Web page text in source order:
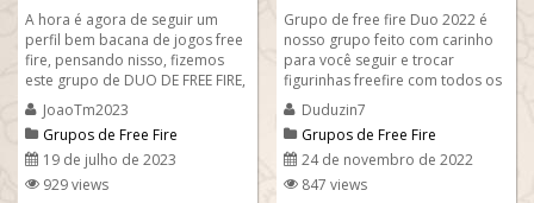
A hora é agora de seguir um
perfil bem bacana de jogos free
fire, pensando nisso, fizemos
este grupo de DUO DE FREE FIRE,
faça amizades aqui e encontre
muita...
JoaoTm2023
Grupos de Free Fire
19 de julho de 2023
929 views
Grupo de free fire Duo 2022 é
nosso grupo feito com carinho
para você seguir e trocar
figurinhas freefire com todos os
participantes. Faça novos
amigos...
Duduzin7
Grupos de Free Fire
24 de novembro de 2022
847 views